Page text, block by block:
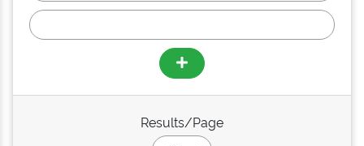
Results/Page